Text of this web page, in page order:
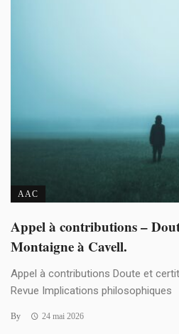
AAC
Appel à contributions –
Montaigne à Cavell.
Appel à contributions Doute et
Revue Implications philosophiques
By 24 mai 2026